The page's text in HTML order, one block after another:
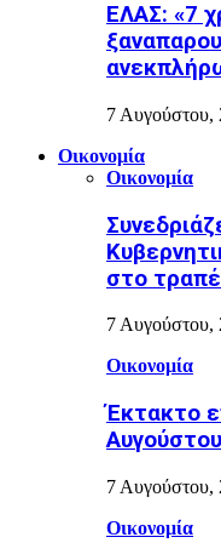
ΕΛΑΣ: «7
7 Αυγούστου,
Οικονομία
Οικονομία
στο
7 Αυγούστου,
Οικονομία
Έκτακτο
7 Αυγούστου,
Οικονομία